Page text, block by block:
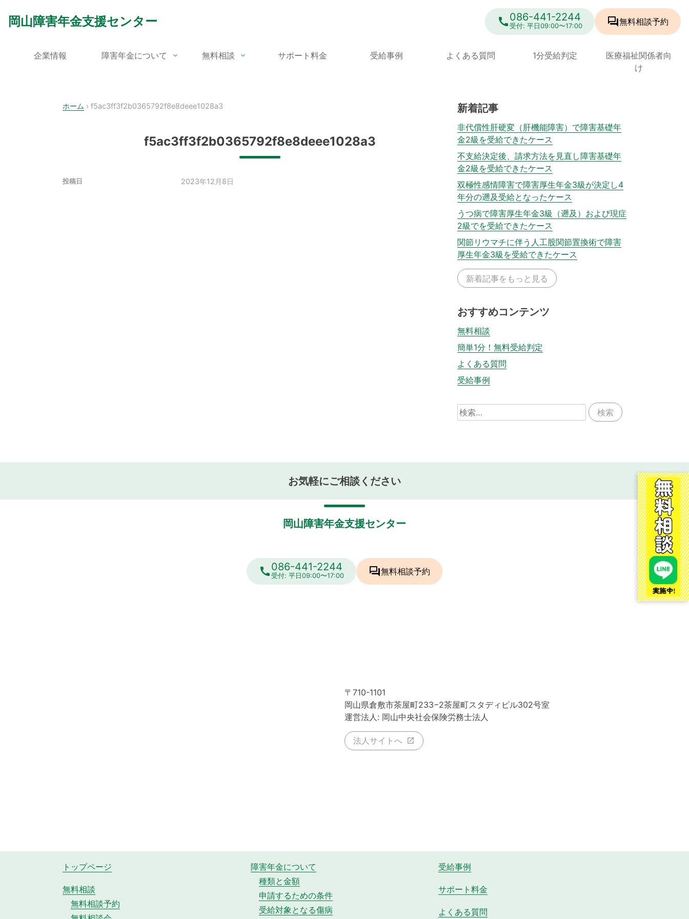
content
岡山障害年金支援センター call086-441-2244
受付: 平日09:00〜17:00 forum無料相談予約
企業情報 障害年金について 無料相談 サポート料金 受給事例 よくある質問 1分受給判定
医療福祉関係者向
け
ホーム › f5ac3ff3f2b0365792f8e8deee1028a3
f5ac3ff3f2b0365792f8e8deee1028a3
投稿日 2023年12月8日
新着記事
非代償性肝硬変（肝機能障害）で障害基礎年
金2級を受給できたケース
不支給決定後、請求方法を見直し障害基礎年
金2級を受給できたケース
双極性感情障害で障害厚生年金3級が決定し4
年分の遡及受給となったケース
うつ病で障害厚生年金3級（遡及）および現症
2級でを受給できたケース
関節リウマチに伴う人工股関節置換術で障害
厚生年金3級を受給できたケース
新着記事をもっと見る
おすすめコンテンツ
無料相談
簡単1分！無料受給判定
よくある質問
受給事例
検
索:
お気軽にご相談ください
岡山障害年金支援センター
call086-441-2244
受付: 平日09:00〜17:00 forum無料相談予約
〒710-1101
岡山県倉敷市茶屋町233−2茶屋町スタディビル302号室
運営法人: 岡山中央社会保険労務士法人
法人サイトへ
トップページ
無料相談
無料相談予約
障害年金について
種類と金額
申請するための条件
受給対象となる傷病
受給事例
サポート料金
よくある質問